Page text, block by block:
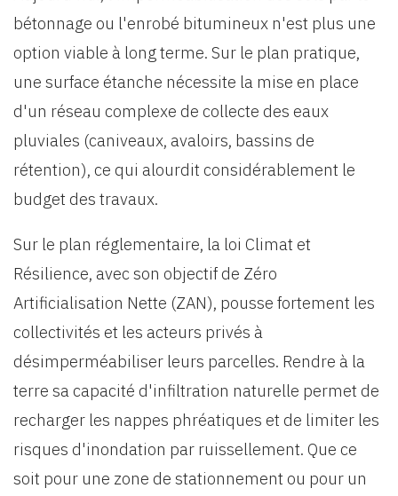
bétonnage ou l'enrobé bitumineux n'est plus une
option viable à long terme. Sur le plan pratique,
une surface étanche nécessite la mise en place
d'un réseau complexe de collecte des eaux
pluviales (caniveaux, avaloirs, bassins de
rétention), ce qui alourdit considérablement le
budget des travaux.
Sur le plan réglementaire, la loi Climat et
Résilience, avec son objectif de Zéro
Artificialisation Nette (ZAN), pousse fortement les
collectivités et les acteurs privés à
désimperméabiliser leurs parcelles. Rendre à la
terre sa capacité d'infiltration naturelle permet de
recharger les nappes phréatiques et de limiter les
risques d'inondation par ruissellement. Que ce
soit pour une zone de stationnement ou pour un